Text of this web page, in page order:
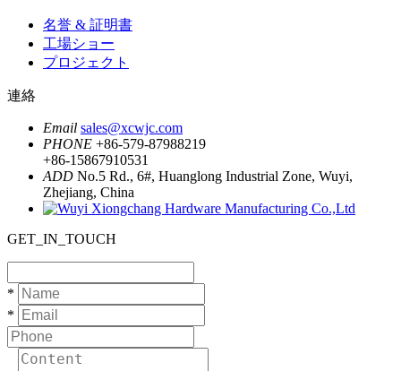
名誉 & 証明書
工場ショー
プロジェクト
連絡
Email sales@xcwjc.com
PHONE +86-579-87988219
+86-15867910531
ADD No.5 Rd., 6#, Huanglong Industrial Zone, Wuyi,
Zhejiang, China
GET_IN_TOUCH
*
*